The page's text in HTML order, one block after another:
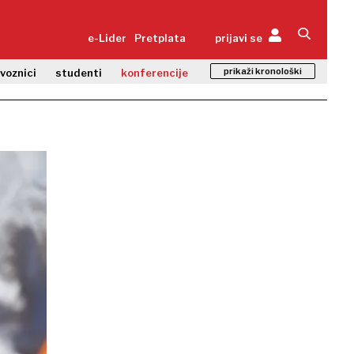
e-Lider Pretplata prijavi se
studenti konferencije prikaži kronološki